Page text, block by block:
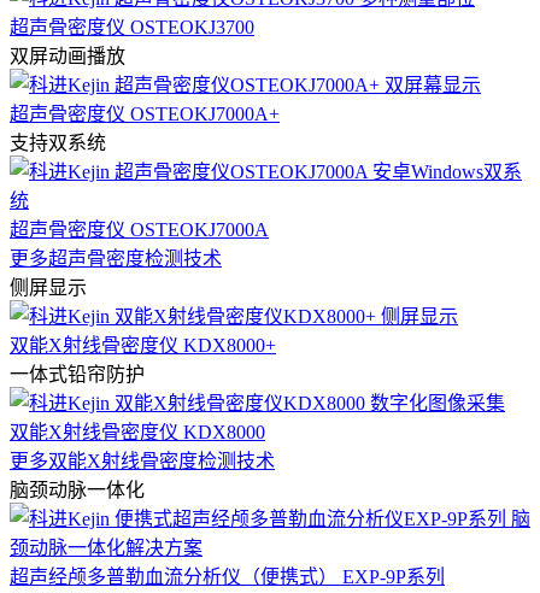
超声骨密度仪 OSTEOKJ3700
双屏动画播放
超声骨密度仪 OSTEOKJ7000A+
支持双系统
超声骨密度仪 OSTEOKJ7000A
更多超声骨密度检测技术
侧屏显示
双能X射线骨密度仪 KDX8000+
一体式铅帘防护
双能X射线骨密度仪 KDX8000
更多双能X射线骨密度检测技术
脑颈动脉一体化
超声经颅多普勒血流分析仪（便携式） EXP-9P系列